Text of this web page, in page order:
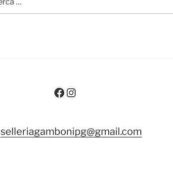
Facebook
Instagram
selleriagambonipg@gmail.com